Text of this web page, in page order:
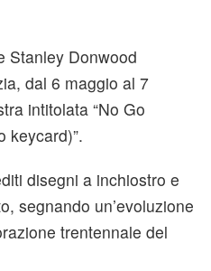
Stanley Donwood
dal 6 maggio al 7
intitolata “No Go
keycard)”.
disegni a inchiostro e
segnando un’evoluzione
trentennale del